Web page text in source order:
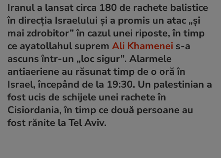
Iranul a lansat circa 180 de rachete balistice
în direcția Israelului și a promis un atac „și
mai zdrobitor” în cazul unei riposte, în timp
ce ayatollahul suprem Ali Khamenei s-a
ascuns într-un „loc sigur”. Alarmele
antiaeriene au răsunat timp de o oră în
Israel, începând de la 19:30. Un palestinian a
fost ucis de schijele unei rachete în
Cisiordania, în timp ce două persoane au
fost rănite la Tel Aviv.